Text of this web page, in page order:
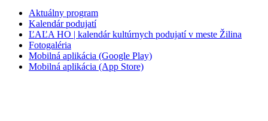
Aktuálny program
Kalendár podujatí
ĽAĽA HO | kalendár kultúrnych podujatí v meste Žilina
Fotogaléria
Mobilná aplikácia (Google Play)
Mobilná aplikácia (App Store)